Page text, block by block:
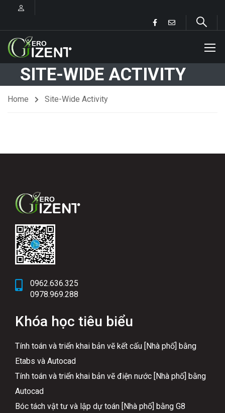
SITE-WIDE ACTIVITY
Home Site-Wide Activity
0962.636.325
0978.969.288
Khóa học tiêu biểu
Tính toán và triển khai bản vẽ kết cấu [Nhà phố] bằng
Etabs và Autocad
Tính toán và triển khai bản vẽ điện nước [Nhà phố] bằng
Autocad
Bóc tách vật tư và lập dự toán [Nhà phố] bằng G8